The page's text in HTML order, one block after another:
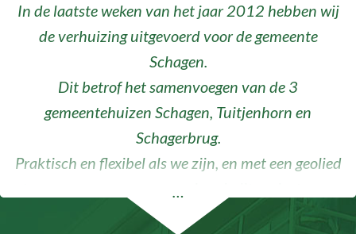
In de laatste weken van het jaar 2012 hebben wij
de verhuizing uitgevoerd voor de gemeente
Schagen.
Dit betrof het samenvoegen van de 3
gemeentehuizen Schagen, Tuitjenhorn en
Schagerbrug.
Praktisch en flexibel als we zijn, en met een geolied
volle tevredenheid van de opdrachtgever
…
Vorige